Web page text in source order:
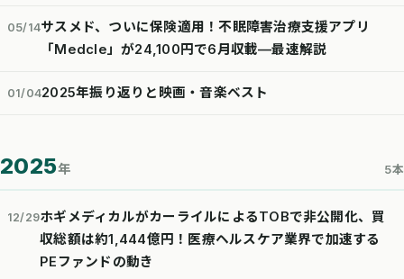
05/14サスメド、ついに保険適用！不眠障害治療支援アプリ
「Medcle」が24,100円で6月収載—最速解説
01/042025年振り返りと映画・音楽ベスト
2025年 5本
12/29ホギメディカルがカーライルによるTOBで非公開化、買
収総額は約1,444億円！医療ヘルスケア業界で加速する
PEファンドの動き